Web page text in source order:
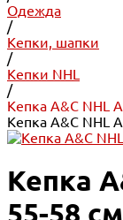
Одежда
/
Кепки, шапки
/
Кепки NHL
/
Кепка A&C NHL
Кепка A&C NHL
Кепка
55-58